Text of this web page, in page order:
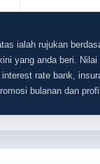
ialah rujukan
yang anda beri.
rate bank,
bulanan dan